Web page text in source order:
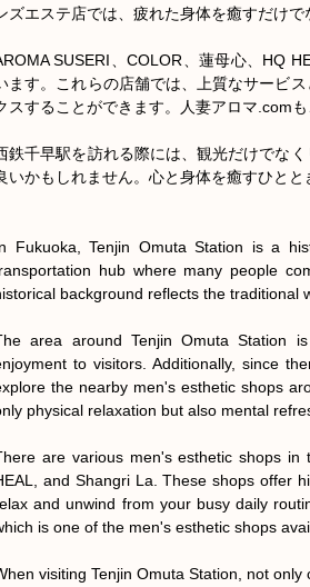
ズエステ店では、疲れた身体を癒すだけ
SUSERI、COLOR、蓮母心、HQ
ます。これらの店舗では、上質なサービ
スすることができます。人妻アロマ.com
鉄千早駅を訪れる際には、観光だけでな
いかもしれません。心と身体を癒すひと
Fukuoka, Tenjin Omuta Station is a
hub where many people
background reflects the traditional
area around Tenjin Omuta Station
to visitors. Additionally, since
the nearby men's esthetic shops
physical relaxation but also mental
are various men's esthetic shops in
and Shangri La. These shops offer
and unwind from your busy daily
is one of the men's esthetic shops
visiting Tenjin Omuta Station, not